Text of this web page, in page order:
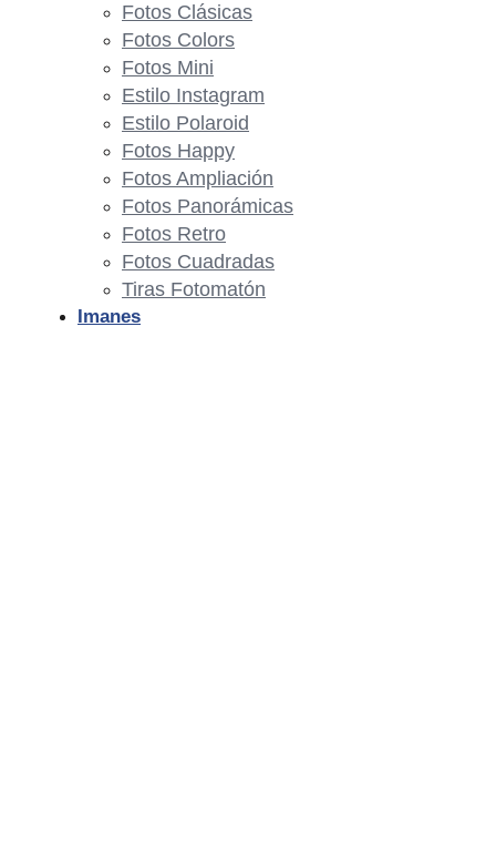
Fotos Clásicas
Fotos Colors
Fotos Mini
Estilo Instagram
Estilo Polaroid
Fotos Happy
Fotos Ampliación
Fotos Panorámicas
Fotos Retro
Fotos Cuadradas
Tiras Fotomatón
Imanes